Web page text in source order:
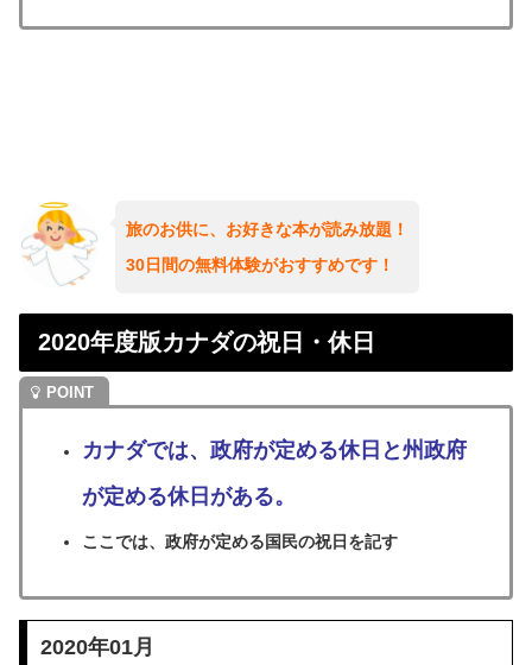
旅のお供に、お好きな本が読み放題！
30日間の無料体験がおすすめです！
2020年度版カナダの祝日・休日
カナダでは、政府が定める休日と州政府
が定める休日がある。
ここでは、政府が定める国民の祝日を記す
2020年01月